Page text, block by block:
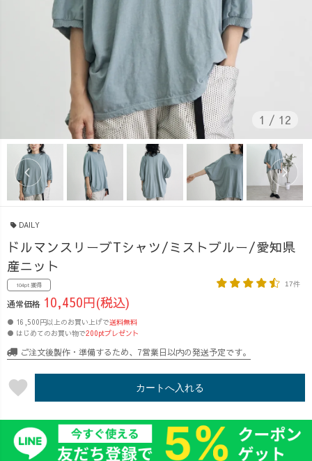
1 / 12
DAILY
ドルマンスリーブTシャツ/ミストブルー/愛知県
産ニット
104pt 獲得 17件
通常価格 10,450円(税込)
● 16,500円以上のお買い上げで送料無料
● はじめてのお買い物で200ptプレゼント
ご注文後製作・準備するため、7営業日以内の発送予定です。
favorite カートへ入れる